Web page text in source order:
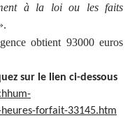
à la loi ou les faits
obtient 93000 euros
sur le lien ci-dessous
forfait-33145.htm